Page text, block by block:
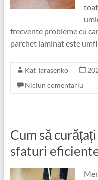
frecvente probleme cu
parchet laminat este
Kat Tarasenko
Niciun comentariu
Cum să
sfaturi